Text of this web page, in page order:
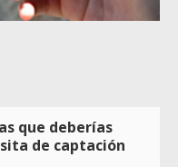
que deberías
de captación